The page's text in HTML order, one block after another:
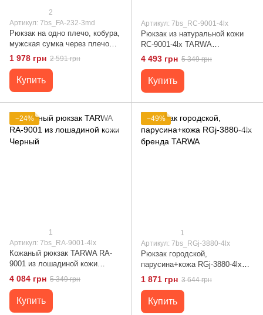
2
Артикул: 7bs_FA-232-3md
Рюкзак на одно плечо, кобура,
мужская сумка через плечо
TARWA FA-232-3md Черный
1 978 грн 2 591 грн
Купить
Артикул: 7bs_RC-9001-4lx
Рюкзак из натуральной кожи
RC-9001-4lx TARWA
Коричневый
4 493 грн 5 349 грн
Купить
−24%
1
Артикул: 7bs_RA-9001-4lx
Кожаный рюкзак TARWA RA-
9001 из лошадиной кожи
Черный
4 084 грн 5 349 грн
Купить
−49%
1
Артикул: 7bs_RGj-3880-4lx
Рюкзак городской,
парусина+кожа RGj-3880-4lx
бренда TARWA
1 871 грн 3 644 грн
Купить